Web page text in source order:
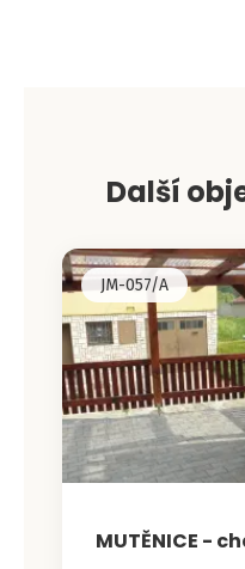
Další
JM-057/A
MUTĚNICE -